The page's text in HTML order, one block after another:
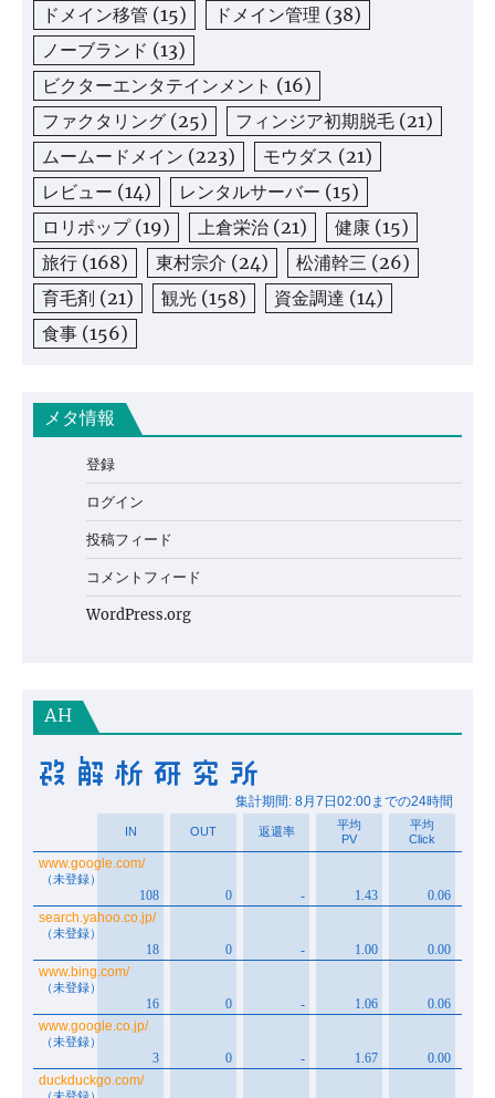
ドメイン移管 (15) ドメイン管理 (38)
ノーブランド (13)
ビクターエンタテインメント (16)
ファクタリング (25) フィンジア初期脱毛 (21)
ムームードメイン (223) モウダス (21)
レビュー (14) レンタルサーバー (15)
ロリポップ(19) 上倉栄治 (21) 健康 (15)
旅行 (168) 東村宗介 (24) 松浦幹三 (26)
育毛剤 (21) 観光 (158) 資金調達 (14)
食事 (156)
メタ情報
登録
ログイン
投稿フィード
コメントフィード
WordPress.org
AH